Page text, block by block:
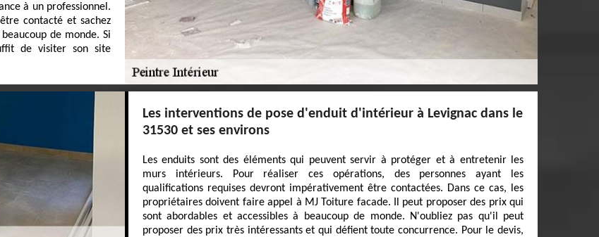
à un professionnel.
contacté et sachez
de monde. Si
de visiter son site
Les interventions de pose d'enduit d'intérieur à Levignac dans le
31530 et ses environs
Les enduits sont des éléments qui peuvent servir à protéger et à entretenir les
murs intérieurs. Pour réaliser ces opérations, des personnes ayant les
qualifications requises devront impérativement être contactées. Dans ce cas, les
propriétaires doivent faire appel à MJ Toiture facade. Il peut proposer des prix qui
sont abordables et accessibles à beaucoup de monde. N'oubliez pas qu'il peut
proposer des prix très intéressants et qui défient toute concurrence. Pour le devis,